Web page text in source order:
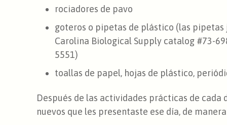
rociadores de pavo
goteros o pipetas de plástico (las pipetas
Carolina Biological Supply catalog #73-
5551)
toallas de papel, hojas de plástico,
Después de las actividades prácticas de
nuevos que les presentaste ese día, de